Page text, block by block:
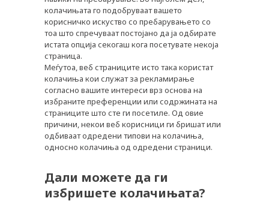
колачињата го подобруваат вашето
корисничко искуство со пребарувањето со
тоа што спречуваат постојано да ја одбирате
истата опција секогаш кога посетувате некоја
страница.
Меѓутоа, веб страниците исто така користат
колачиња кои служат за рекламирање
согласно вашите интереси врз основа на
избраните преференции или содржината на
страниците што сте ги посетиле. Од овие
причини, некои веб корисници ги бришат или
одбиваат одредени типови на колачиња,
односно колачиња од одредени страници.
Дали можете да ги
избришете колачињата?